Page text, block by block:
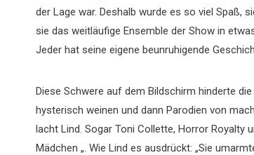
der Lage war. Deshalb wurde es so viel Spaß,
sie das weitläufige Ensemble der Show in
Jeder hat seine eigene beunruhigende
Diese Schwere auf dem Bildschirm hinderte
hysterisch weinen und dann Parodien von
lacht Lind. Sogar Toni Collette, Horror Royalty
Mädchen „. Wie Lind es ausdrückt: „Sie